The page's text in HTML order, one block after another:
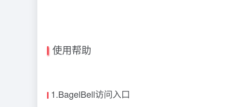
使用帮助
1.BagelBell访问入口